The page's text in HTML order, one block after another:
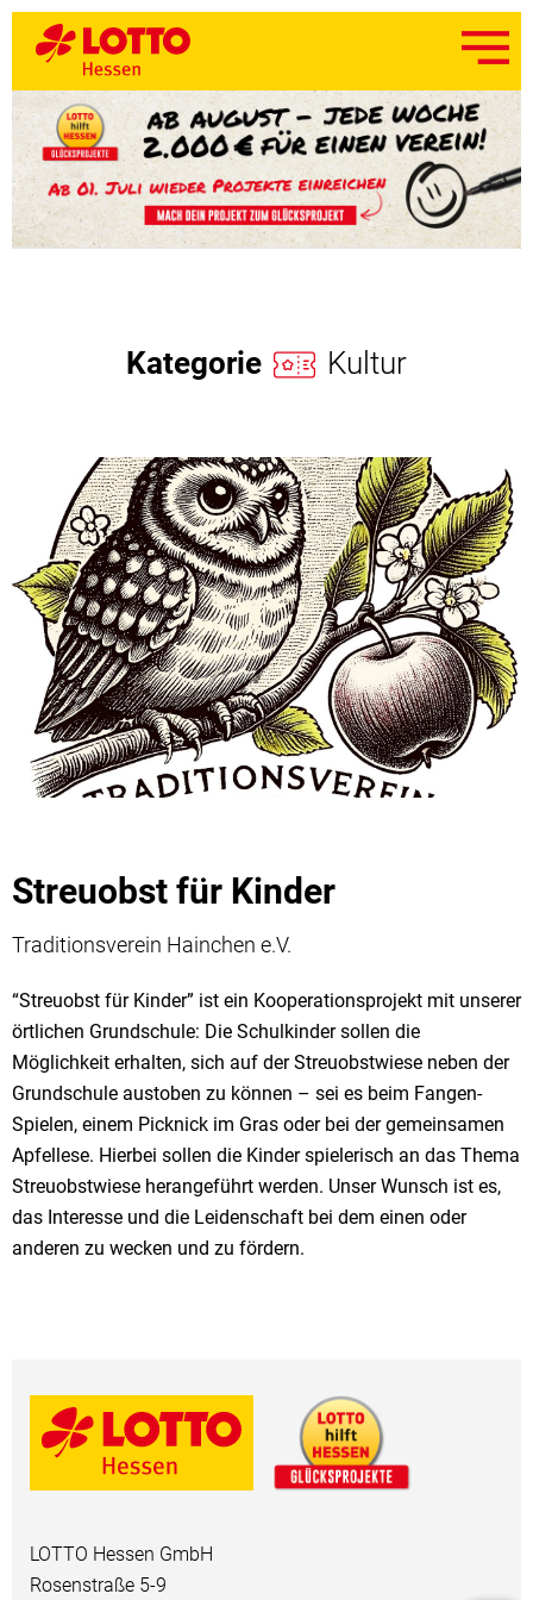
Kategorie Kultur
Streuobst für Kinder
Traditionsverein Hainchen e.V.
“Streuobst für Kinder” ist ein Kooperationsprojekt mit unserer
örtlichen Grundschule: Die Schulkinder sollen die
Möglichkeit erhalten, sich auf der Streuobstwiese neben der
Grundschule austoben zu können – sei es beim Fangen-
Spielen, einem Picknick im Gras oder bei der gemeinsamen
Apfellese. Hierbei sollen die Kinder spielerisch an das Thema
Streuobstwiese herangeführt werden. Unser Wunsch ist es,
das Interesse und die Leidenschaft bei dem einen oder
anderen zu wecken und zu fördern.
LOTTO Hessen GmbH
Rosenstraße 5-9